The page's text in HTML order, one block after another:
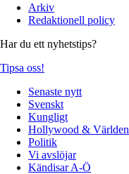
Arkiv
Redaktionell policy
Har du ett nyhetstips?
Tipsa oss!
Senaste nytt
Svenskt
Kungligt
Hollywood & Världen
Politik
Vi avslöjar
Kändisar A-Ö